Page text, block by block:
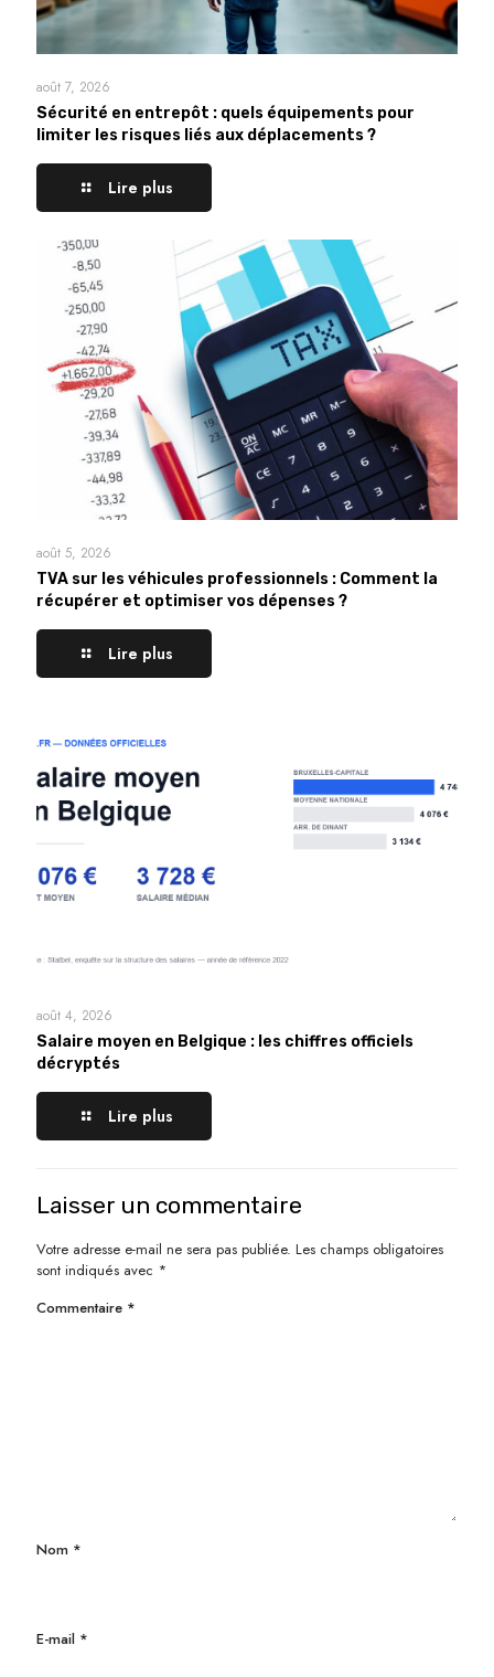
août 7, 2026
Sécurité en entrepôt : quels équipements pour
limiter les risques liés aux déplacements ?
Lire plus
août 5, 2026
TVA sur les véhicules professionnels : Comment la
récupérer et optimiser vos dépenses ?
Lire plus
août 4, 2026
Salaire moyen en Belgique : les chiffres officiels
décryptés
Lire plus
Laisser un commentaire
Votre adresse e-mail ne sera pas publiée. Les champs obligatoires
sont indiqués avec *
Commentaire *
Nom *
E-mail *